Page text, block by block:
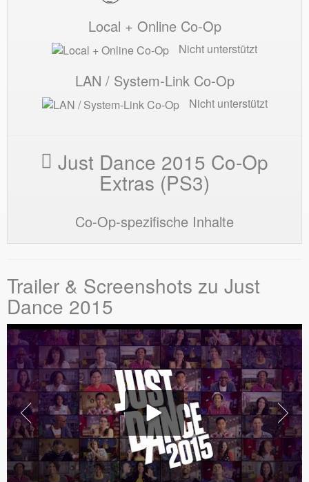
Local + Online Co-Op
Nicht unterstützt
LAN / System-Link Co-Op
Nicht unterstützt
Just Dance 2015 Co-Op
Extras (PS3)
Co-Op-spezifische Inhalte
Trailer & Screenshots zu Just
Dance 2015